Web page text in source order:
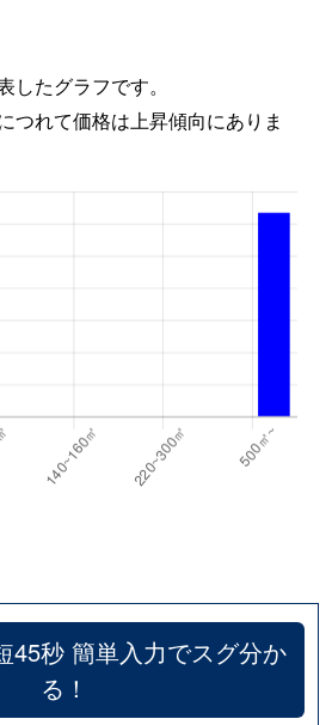
したグラフです。
つれて価格は上昇傾向にありま
45秒 簡単入力でスグ分か
る！